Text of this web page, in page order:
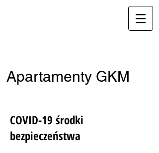
Apartamenty GKM
COVID-19 środki
bezpieczeństwa